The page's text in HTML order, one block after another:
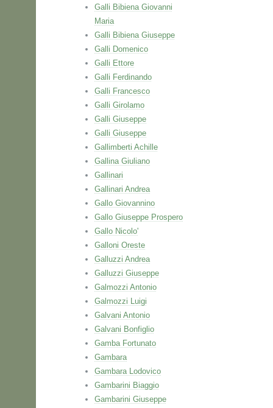
Galli Bibiena Giovanni
Maria
Galli Bibiena Giuseppe
Galli Domenico
Galli Ettore
Galli Ferdinando
Galli Francesco
Galli Girolamo
Galli Giuseppe
Galli Giuseppe
Gallimberti Achille
Gallina Giuliano
Gallinari
Gallinari Andrea
Gallo Giovannino
Gallo Giuseppe Prospero
Gallo Nicolo'
Galloni Oreste
Galluzzi Andrea
Galluzzi Giuseppe
Galmozzi Antonio
Galmozzi Luigi
Galvani Antonio
Galvani Bonfiglio
Gamba Fortunato
Gambara
Gambara Lodovico
Gambarini Biaggio
Gambarini Giuseppe